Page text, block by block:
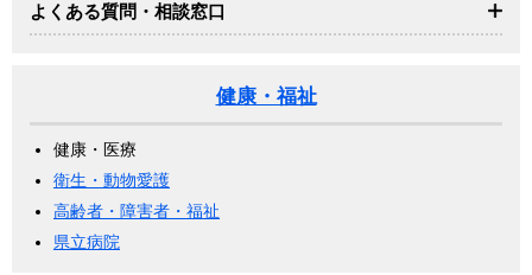
よくある質問・相談窓口
健康・福祉
健康・医療
衛生・動物愛護
高齢者・障害者・福祉
県立病院